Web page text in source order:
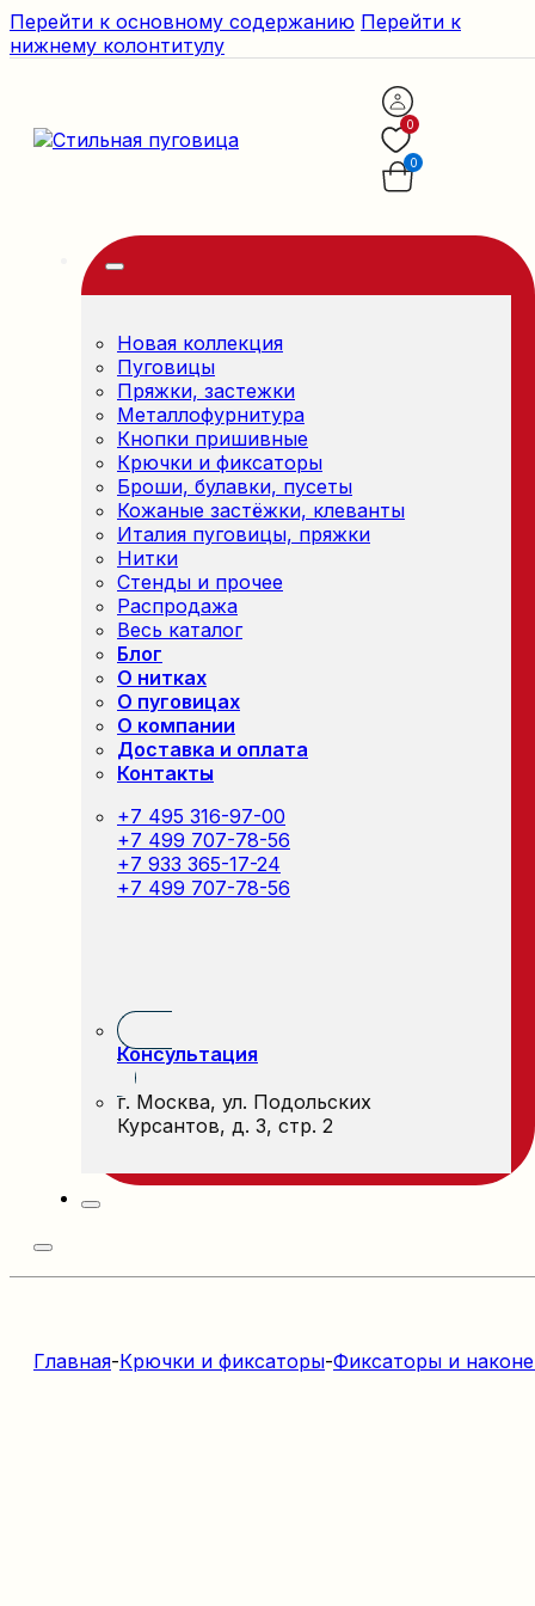
Перейти к основному содержанию Перейти к
нижнему колонтитулу
0
0
Новая коллекция
Пуговицы
Пряжки, застежки
Металлофурнитура
Кнопки пришивные
Крючки и фиксаторы
Броши, булавки, пусеты
Кожаные застёжки, клеванты
Италия пуговицы, пряжки
Нитки
Стенды и прочее
Распродажа
Весь каталог
Блог
О нитках
О пуговицах
О компании
Доставка и оплата
Контакты
+7 495 316-97-00
+7 499 707-78-56
+7 933 365-17-24
+7 499 707-78-56
Консультация
г. Москва, ул. Подольских
Курсантов, д. 3, стр. 2
Главная-Крючки и фиксаторы-Фиксаторы и